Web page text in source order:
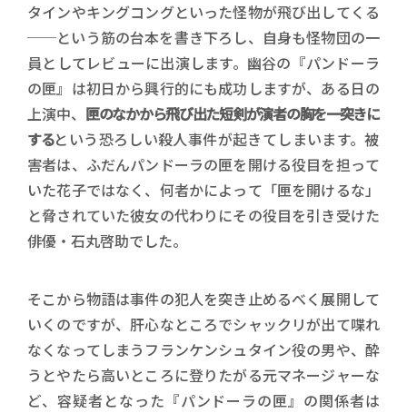
タインやキングコングといった怪物が飛び出してくる
──という筋の台本を書き下ろし、自身も怪物団の一
員としてレビューに出演します。幽谷の『パンドーラ
の匣』は初日から興行的にも成功しますが、ある日の
上演中、 匣のなかから飛び出た短剣が演者の胸を一突きに
するという恐ろしい殺人事件が起きてしまいます。被
害者は、ふだんパンドーラの匣を開ける役目を担って
いた花子ではなく、何者かによって「匣を開けるな」
と脅されていた彼女の代わりにその役目を引き受けた
俳優・石丸啓助でした。
そこから物語は事件の犯人を突き止めるべく展開して
いくのですが、肝心なところでシャックリが出て喋れ
なくなってしまうフランケンシュタイン役の男や、酔
うとやたら高いところに登りたがる元マネージャーな
ど、容疑者となった『パンドーラの匣』の関係者は